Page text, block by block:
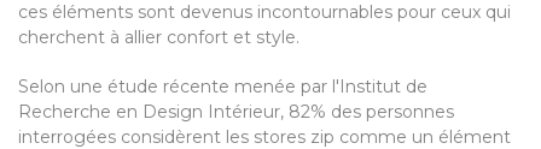
ces éléments sont devenus incontournables pour ceux qui
cherchent à allier confort et style.
Selon une étude récente menée par l'Institut de
Recherche en Design Intérieur, 82% des personnes
interrogées considèrent les stores zip comme un élément